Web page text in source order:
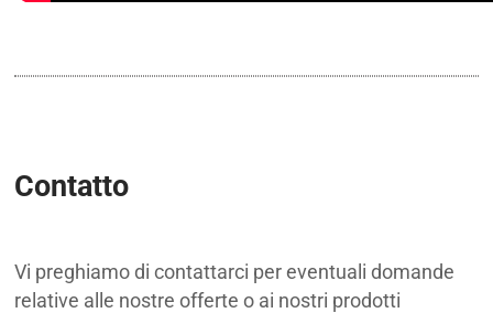
Contatto
Vi preghiamo di contattarci per eventuali domande
relative alle nostre offerte o ai nostri prodotti